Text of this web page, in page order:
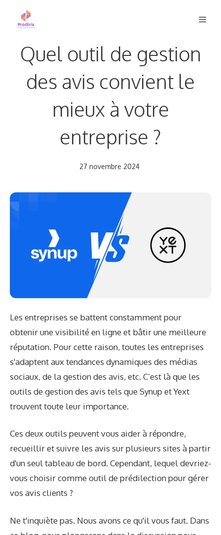
Quel outil de gestion
des avis convient le
mieux à votre
entreprise ?
27 novembre 2024
Les entreprises se battent constamment pour
obtenir une visibilité en ligne et bâtir une meilleure
réputation. Pour cette raison, toutes les entreprises
s'adaptent aux tendances dynamiques des médias
sociaux, de la gestion des avis, etc. C’est là que les
outils de gestion des avis tels que Synup et Yext
trouvent toute leur importance.
Ces deux outils peuvent vous aider à répondre,
recueillir et suivre les avis sur plusieurs sites à partir
d'un seul tableau de bord. Cependant, lequel devriez-
vous choisir comme outil de prédilection pour gérer
vos avis clients ?
Ne t'inquiète pas. Nous avons ce qu'il vous faut. Dans